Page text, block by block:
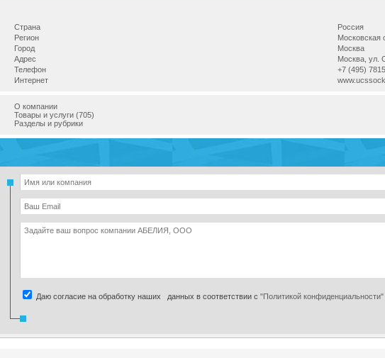
Страна
Россия
Регион
Московская
Город
Москва
Адрес
Москва, ул.
Телефон
+7 (495)
Интернет
О компании
Товары и услуги (705)
Разделы и рубрики
Даю согласие на обработку наших данных в соответствии с "Политикой конфиденциальности"